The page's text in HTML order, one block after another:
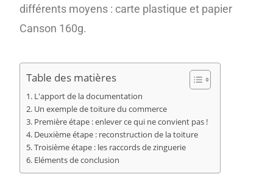
différents moyens : carte plastique et papier
Canson 160g.
Table des matières
L'apport de la documentation
Un exemple de toiture du commerce
Première étape : enlever ce qui ne convient pas !
Deuxième étape : reconstruction de la toiture
Troisième étape : les raccords de zinguerie
Eléments de conclusion